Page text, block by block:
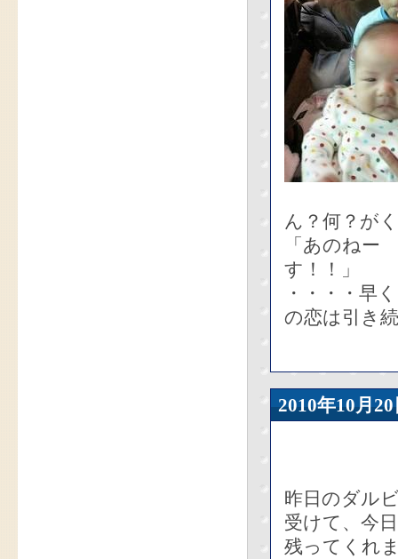
ん？何？が
「あのね
す！！」
・・・・早
の恋は引き
2010年10
昨日のダル
受けて、今
残ってくれ